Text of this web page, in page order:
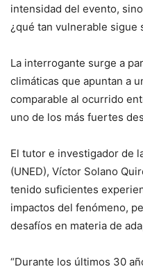
intensidad del evento,
¿qué tan vulnerable sigue
La interrogante surge a
climáticas que apuntan a
comparable al ocurrido
uno de los más fuertes
El tutor e investigador de
(UNED), Víctor Solano
tenido suficientes
impactos del fenómeno,
desafíos en materia de
“Durante los últimos 30